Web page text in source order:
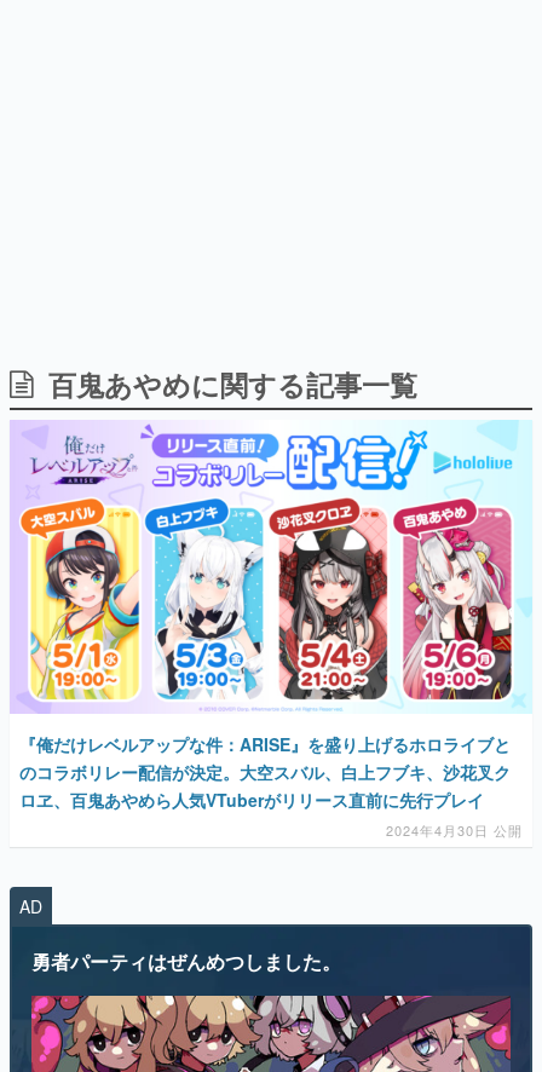
「経験値」「裏技」「ラスボス」… ゲームにまつわる言葉
の起源や用法の変遷を、コンピューター文化史研究家・タ
イニーP氏が徹底調査。
カテゴリ
特集記事
マンガ
女性向け
アプリレビュー
その他
電ファミニコゲーマーとは？
『俺だけレベルアップな件：ARISE』を盛り上げるホロライブと
のコラボリレー配信が決定。大空スバル、白上フブキ、沙花叉ク
ロヱ、百鬼あやめら人気VTuberがリリース直前に先行プレイ
2024年4月30日 公開
AD